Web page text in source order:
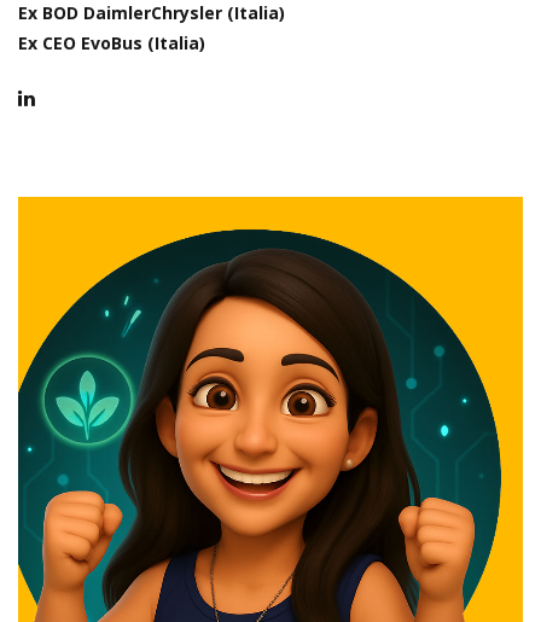
Ex BOD DaimlerChrysler (Italia)
Ex CEO EvoBus (Italia)